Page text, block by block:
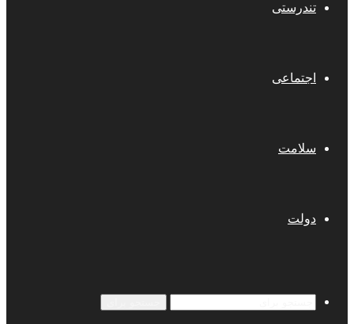
تندرستی
اجتماعی
سلامت
دولت